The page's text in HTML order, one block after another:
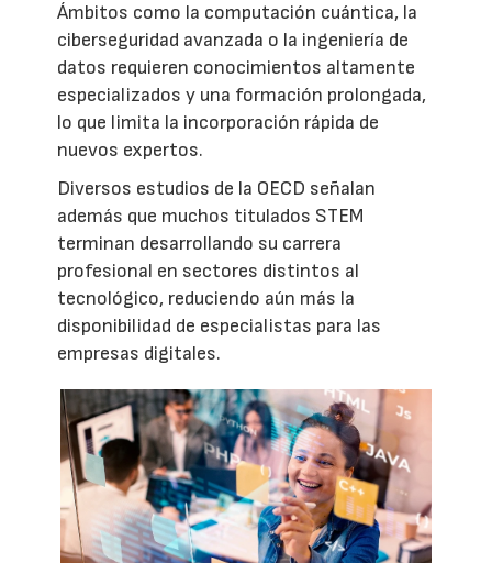
Ámbitos como la computación cuántica, la
ciberseguridad avanzada o la ingeniería de
datos requieren conocimientos altamente
especializados y una formación prolongada,
lo que limita la incorporación rápida de
nuevos expertos.
Diversos estudios de la OECD señalan
además que muchos titulados STEM
terminan desarrollando su carrera
profesional en sectores distintos al
tecnológico, reduciendo aún más la
disponibilidad de especialistas para las
empresas digitales.